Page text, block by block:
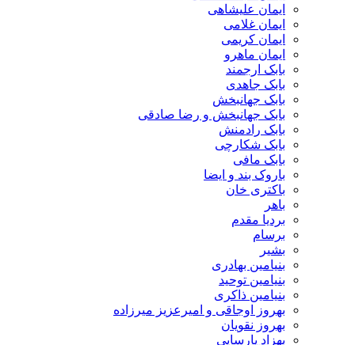
ایمان علیشاهی
ایمان غلامی
ایمان کریمی
ایمان ماهرو
بابک ارجمند
بابک جاهدی
بابک جهانبخش
بابک جهانبخش و رضا صادقی
بابک رادمنش
بابک شکارچی
بابک مافی
باروک بند و ایضا
باکتری خان
باهر
بردیا مقدم
برسام
بشیر
بنیامین بهادری
بنیامین توحید
بنیامین ذاکری
بهروز اوجاقی و امیرعزیز میرزاده
بهروز نقویان
بهزاد پارسایی